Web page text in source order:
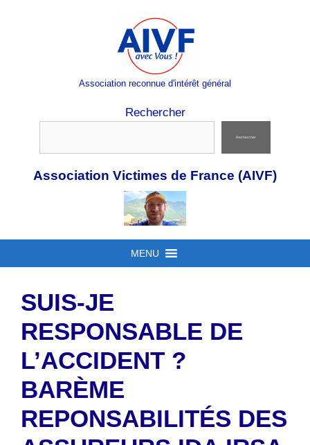
Association reconnue d'intérêt général
Rechercher
Rechercher
Association Victimes de France (AIVF)
MENU
SUIS-JE
RESPONSABLE DE
L’ACCIDENT ?
BARÈME
REPONSABILITÉS DES